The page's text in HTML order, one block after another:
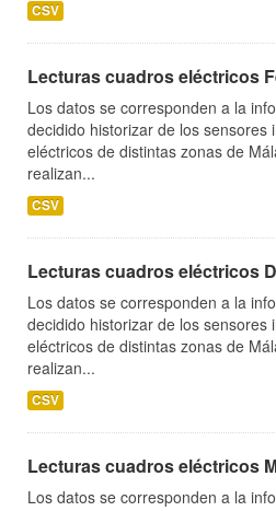
CSV
Lecturas cuadros eléctricos
Los datos se corresponden a la
decidido historizar de los sensores
eléctricos de distintas zonas de
realizan...
CSV
Lecturas cuadros eléctricos
Los datos se corresponden a la
decidido historizar de los sensores
eléctricos de distintas zonas de
realizan...
CSV
Lecturas cuadros eléctricos
Los datos se corresponden a la